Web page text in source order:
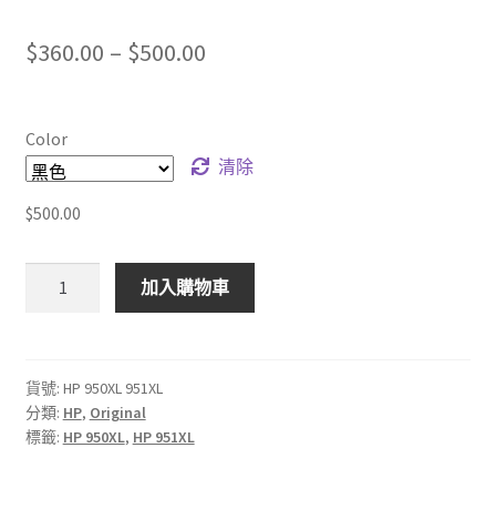
$360.00 – $500.00Price
through
Color
清除
$500.00
廠
墨
盒
加入購物車
貨號: HP 950XL 951XL
分類: HP, Original
標籤: HP 950XL, HP 951XL